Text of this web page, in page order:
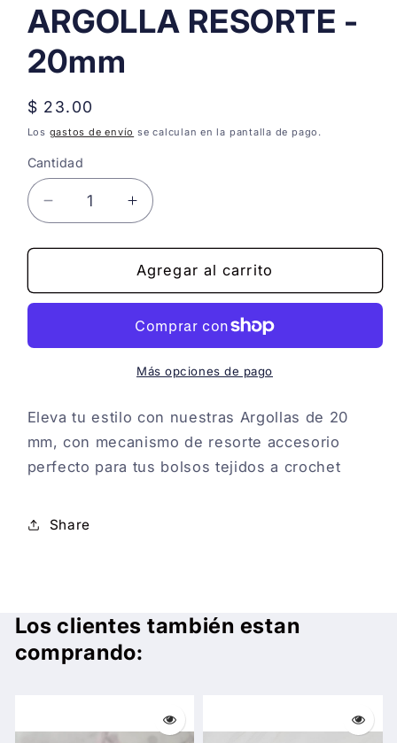
ARGOLLA RESORTE -
20mm
Precio
habitual
$ 23.00
Los gastos de envío se calculan en la pantalla de pago.
Cantidad
Reducir
cantidad
para
RESORTE
Aumentar
cantidad
para
ARGOLLA
RESORTE
20mm
Agregar al carrito
Más opciones de pago
Eleva tu estilo con nuestras Argollas de 20
mm, con mecanismo de resorte accesorio
perfecto para tus bolsos tejidos a crochet
Share
Los clientes también estan
comprando: